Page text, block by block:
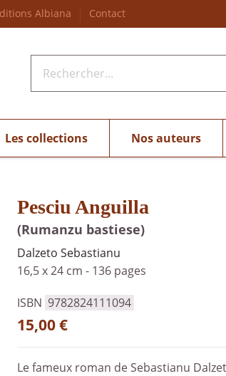
Albiana Contact
Les collections Nos auteurs
Pesciu Anguilla
(Rumanzu bastiese)
Dalzeto Sebastianu
16,5 x 24 cm - 136 pages
ISBN 9782824111094
15,00 €
Le fameux roman de Sebastianu